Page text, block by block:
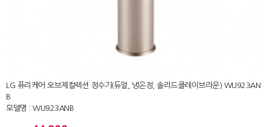
LG 퓨리케어 오브제컬렉션 정수기(듀얼, 냉온정, 솔리드클레이브라운) WU923AN
B
모델명 : WU923ANB